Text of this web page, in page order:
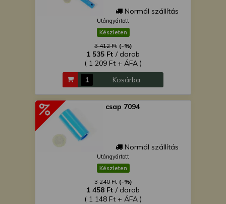
Normál szállítás
Utángyártott
Készleten
3 412 Ft (-%)
1 535 Ft / darab
( 1 209 Ft + ÁFA )
Kosárba
csap 7094
Normál szállítás
Utángyártott
Készleten
3 240 Ft (-%)
1 458 Ft / darab
( 1 148 Ft + ÁFA )